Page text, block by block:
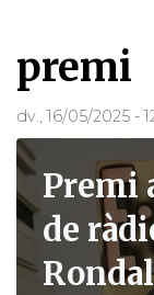
premi
dv., 16/05/2025 -
Premi
de